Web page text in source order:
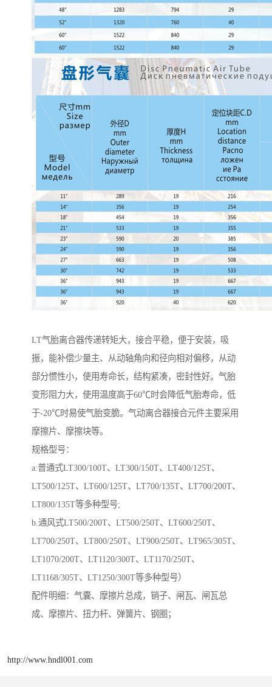
LT气胎离合器传递转矩大，接合平稳，便于安装，吸
振，能补偿少量主、从动轴角向和径向相对偏移，从动
部分惯性小，使用寿命长，结构紧凑，密封性好。气胎
变形阻力大，使用温度高于60℃时会降低气胎寿命，低
于-20℃时易使气胎变脆。气动离合器接合元件主要采用
摩擦片、摩擦块等。
规格型号：
a:普通式LT300/100T、LT300/150T、LT400/125T、
LT500/125T、LT600/125T、LT700/135T、LT700/200T、
LT800/135T等多种型号;
b.通风式LT500/200T、LT500/250T、LT600/250T、
LT700/250T、LT800/250T、LT900/250T、LT965/305T、
LT1070/200T、LT1120/300T、LT1170/250T、
LT1168/305T、LT1250/300T等多种型号）
配件明细：气囊、摩擦片总成，销子、闸瓦、闸瓦总
成、摩擦片、扭力杆、弹簧片、钢圈；
http://www.hndl001.com